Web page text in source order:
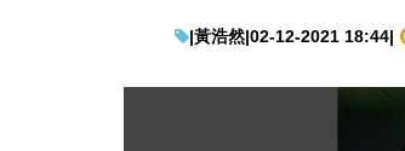
|黃浩然|02-12-2021 18:44|